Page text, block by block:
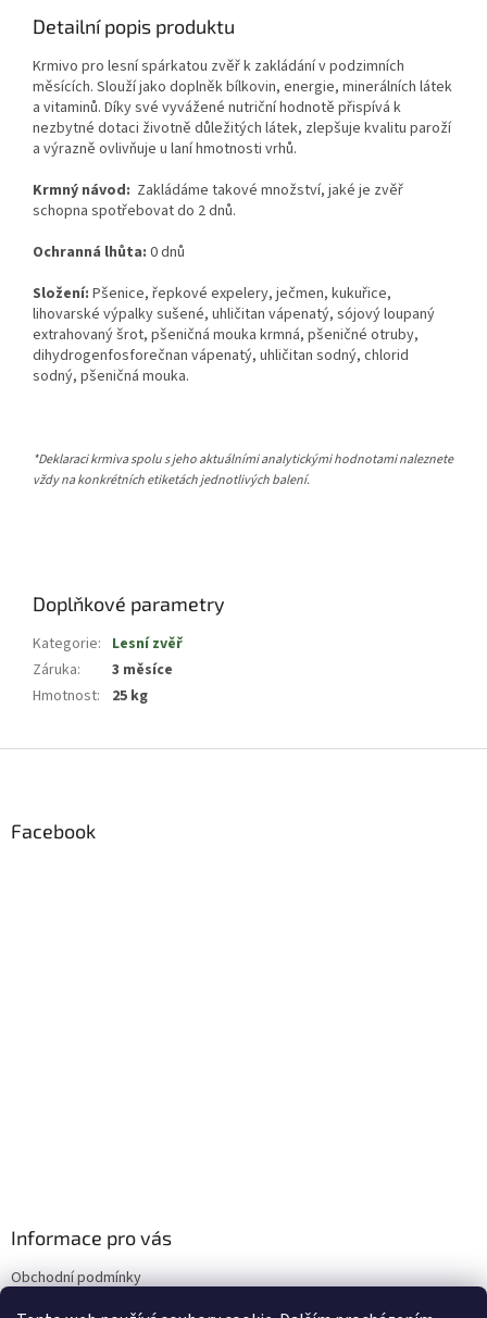
Detailní popis produktu
Krmivo pro lesní spárkatou zvěř k zakládání v podzimních
měsících. Slouží jako doplněk bílkovin, energie, minerálních látek
a vitaminů. Díky své vyvážené nutriční hodnotě přispívá k
nezbytné dotaci životně důležitých látek, zlepšuje kvalitu paroží
a výrazně ovlivňuje u laní hmotnosti vrhů.
Krmný návod: Zakládáme takové množství, jaké je zvěř
schopna spotřebovat do 2 dnů.
Ochranná lhůta: 0 dnů
Složení: Pšenice, řepkové expelery, ječmen, kukuřice,
lihovarské výpalky sušené, uhličitan vápenatý, sójový loupaný
extrahovaný šrot, pšeničná mouka krmná, pšeničné otruby,
dihydrogenfosforečnan vápenatý, uhličitan sodný, chlorid
sodný, pšeničná mouka.
*Deklaraci krmiva spolu s jeho aktuálními analytickými hodnotami naleznete
vždy na konkrétních etiketách jednotlivých balení.
Doplňkové parametry
Kategorie: Lesní zvěř
Záruka:
3 měsíce
Hmotnost: 25 kg
Facebook
Informace pro vás
Obchodní podmínky